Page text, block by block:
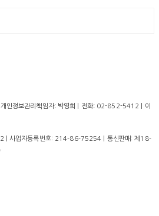
인정보관리책임자: 박영희 | 전화: 02-852-5412 | 이
| 사업자등록번호: 214-86-75254 | 통신판매:제18-